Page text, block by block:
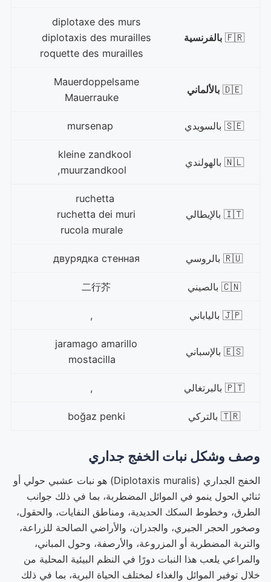
🇫🇷 بالفرنسية
diplotaxe des murs
diplotaxis des murailles
roquette des murailles
🇩🇪 بالألماني
Mauerdoppelsame
Mauerrauke
🇸🇪 بالسويدي
🇳🇱 بالهولندي
muurzandkool,
🇮🇹 بالإيطالي
ruchetta dei muri
rucola murale
🇷🇺 بالروسي
🇨🇳 بالصيني
🇯🇵 بالياباني ,
🇪🇸 بالإسباني
jaramago amarillo
mostacilla
🇵🇹 بالبرتغالي ,
🇹🇷 بالتركي
وصف وشكل نبات الخفج جداري
الخفج الجداري (Diplotaxis muralis) هو نبات عشبي حولي أو
ثنائي الحول ينمو في الموائل المضطربة، بما في ذلك جوانب
الطرق، وخطوط السكك الحديدية، ومناطق النفايات، والحقول،
وصخور الحجر الجيري، والجدران، والأراضي الصالحة للزراعة،
والتربة المضطربة أو المزروعة، والأرصفة، وحول المباني،
والمراعي يلعب هذا النبات دورًا في النظم البيئية المحلية من
خلال توفير الموائل والغذاء لمختلف الحياة البرية، بما في ذلك